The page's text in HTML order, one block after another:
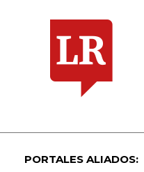
PORTALES ALIADOS: